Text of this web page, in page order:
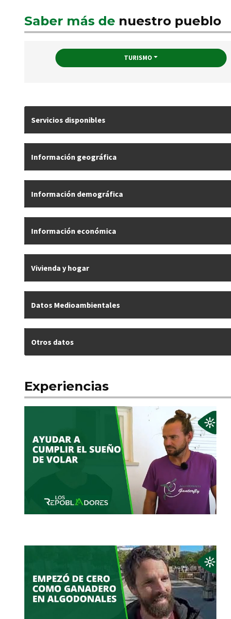
Saber más de nuestro pueblo
TURISMO
Servicios disponibles
Información geográfica
Información demográfica
Información económica
Vivienda y hogar
Datos Medioambientales
Otros datos
Experiencias